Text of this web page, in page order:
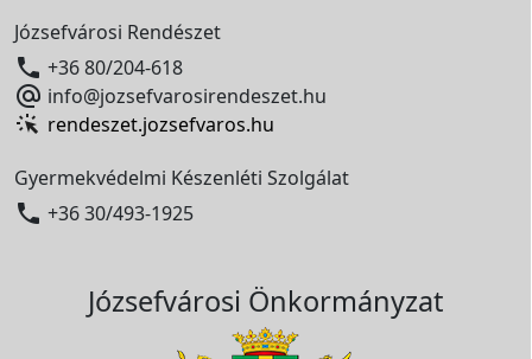
Józsefvárosi Rendészet
 +36 80/204-618
 info@jozsefvarosirendeszet.hu
rendeszet.jozsefvaros.hu
Gyermekvédelmi Készenléti Szolgálat
 +36 30/493-1925
Józsefvárosi Önkormányzat